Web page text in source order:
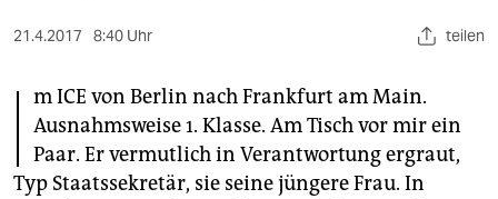
berlin
wahrheit
verlag
21.4.2017 8:40 Uhr teilen
I m ICE von Berlin nach Frankfurt am Main.
Ausnahmsweise 1. Klasse. Am Tisch vor mir ein
Paar. Er vermutlich in Verantwortung ergraut,
Typ Staatssekretär, sie seine jüngere Frau. In